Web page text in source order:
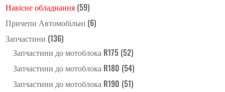
Навісне обладнання (59)
Причепи Автомобільні (6)
Запчастини (136)
Запчастини до мотоблока R175 (52)
Запчастини до мотоблока R180 (54)
Запчастини до мотоблока R190 (51)